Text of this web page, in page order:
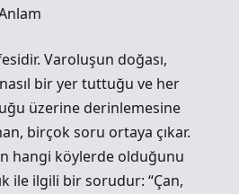
Varoluşun doğası,
bir yer tuttuğu ve her
üzerine derinlemesine
birçok soru ortaya çıkar.
hangi köylerde olduğunu
ile ilgili bir sorudur: “Çan,